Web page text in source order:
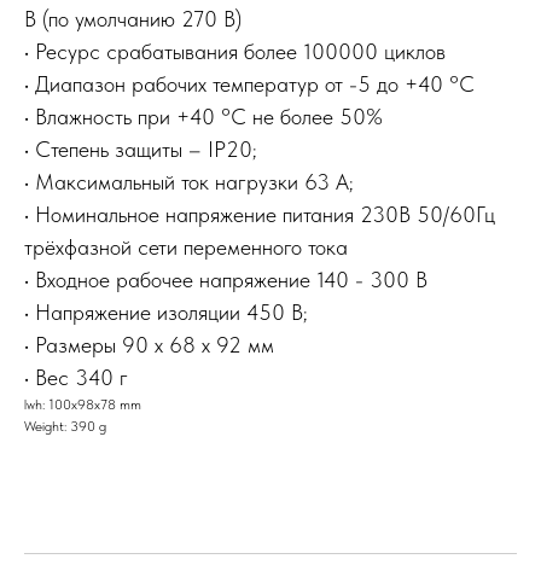
В (по умолчанию 270 В)
• Ресурс срабатывания более 100000 циклов
• Диапазон рабочих температур от -5 до +40 °C
• Влажность при +40 °C не более 50%
• Степень защиты – IP20;
• Максимальный ток нагрузки 63 А;
• Номинальное напряжение питания 230В 50/60Гц
трёхфазной сети переменного тока
• Входное рабочее напряжение 140 - 300 В
• Напряжение изоляции 450 В;
• Размеры 90 х 68 х 92 мм
• Вес 340 г
lwh: 100x98x78 mm
Weight: 390 g